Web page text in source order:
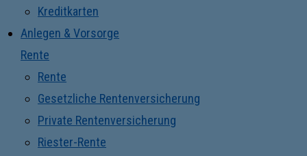
Kreditkarten
Anlegen & Vorsorge
Rente
Rente
Gesetzliche Rentenversicherung
Private Rentenversicherung
Riester-Rente